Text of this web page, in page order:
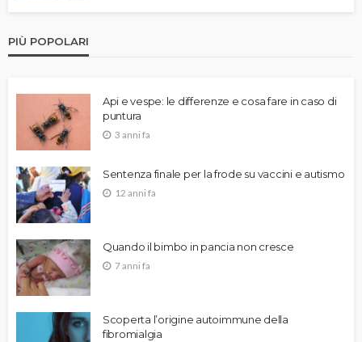
PIÙ POPOLARI
Api e vespe: le differenze e cosa fare in caso di
puntura
3 anni fa
Sentenza finale per la frode su vaccini e autismo
12 anni fa
Quando il bimbo in pancia non cresce
7 anni fa
Scoperta l’origine autoimmune della
fibromialgia